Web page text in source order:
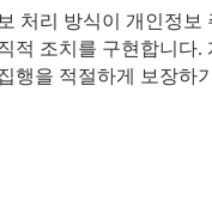
처리 방식이 개인정보
적 조치를 구현합니다.
행을 적절하게 보장하